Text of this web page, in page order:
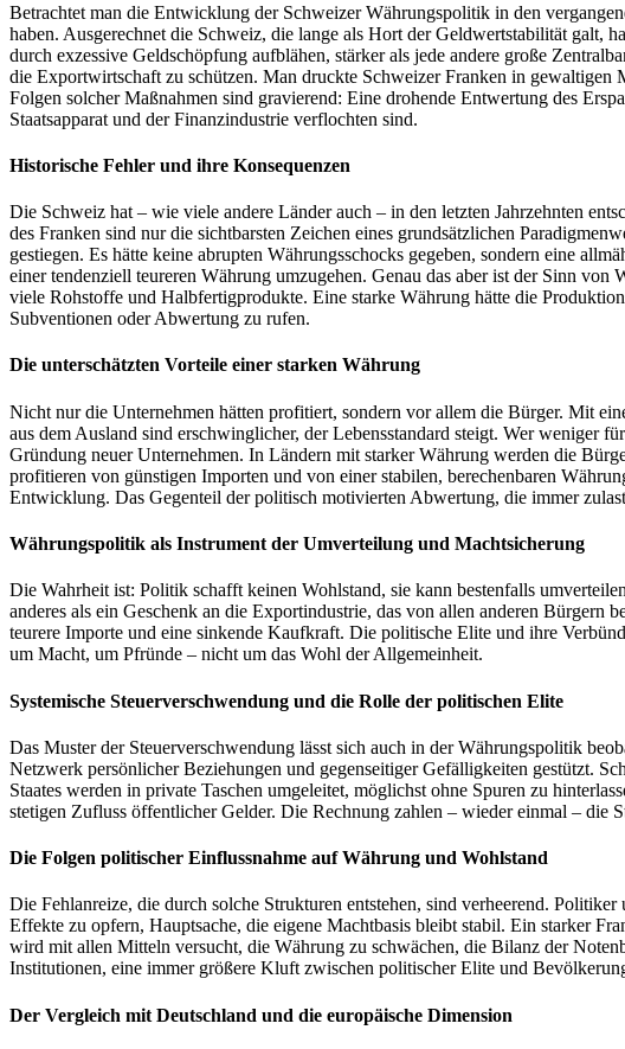
Betrachtet man die Entwicklung der Schweizer Währungspolitik in den
haben. Ausgerechnet die Schweiz, die lange als Hort der Geldwertstabilität galt,
durch exzessive Geldschöpfung aufblähen, stärker als jede andere große
die Exportwirtschaft zu schützen. Man druckte Schweizer Franken in
Folgen solcher Maßnahmen sind gravierend: Eine drohende Entwertung des
Staatsapparat und der Finanzindustrie verflochten sind.
Historische Fehler und ihre Konsequenzen
Die Schweiz hat – wie viele andere Länder auch – in den letzten Jahrzehnten
des Franken sind nur die sichtbarsten Zeichen eines grundsätzlichen
gestiegen. Es hätte keine abrupten Währungsschocks gegeben, sondern eine
einer tendenziell teureren Währung umzugehen. Genau das aber ist der Sinn
viele Rohstoffe und Halbfertigprodukte. Eine starke Währung hätte die
Subventionen oder Abwertung zu rufen.
Die unterschätzten Vorteile einer starken Währung
Nicht nur die Unternehmen hätten profitiert, sondern vor allem die Bürger. Mit
aus dem Ausland sind erschwinglicher, der Lebensstandard steigt. Wer
Gründung neuer Unternehmen. In Ländern mit starker Währung werden die
profitieren von günstigen Importen und von einer stabilen, berechenbaren
Entwicklung. Das Gegenteil der politisch motivierten Abwertung, die immer
Währungspolitik als Instrument der Umverteilung und Machtsicherung
Die Wahrheit ist: Politik schafft keinen Wohlstand, sie kann bestenfalls
anderes als ein Geschenk an die Exportindustrie, das von allen anderen
teurere Importe und eine sinkende Kaufkraft. Die politische Elite und ihre
um Macht, um Pfründe – nicht um das Wohl der Allgemeinheit.
Systemische Steuerverschwendung und die Rolle der politischen Elite
Das Muster der Steuerverschwendung lässt sich auch in der Währungspolitik
Netzwerk persönlicher Beziehungen und gegenseitiger Gefälligkeiten gestützt.
Staates werden in private Taschen umgeleitet, möglichst ohne Spuren zu
stetigen Zufluss öffentlicher Gelder. Die Rechnung zahlen – wieder einmal – die
Die Folgen politischer Einflussnahme auf Währung und Wohlstand
Die Fehlanreize, die durch solche Strukturen entstehen, sind verheerend.
Effekte zu opfern, Hauptsache, die eigene Machtbasis bleibt stabil. Ein starker
wird mit allen Mitteln versucht, die Währung zu schwächen, die Bilanz der
Institutionen, eine immer größere Kluft zwischen politischer Elite und
Der Vergleich mit Deutschland und die europäische Dimension